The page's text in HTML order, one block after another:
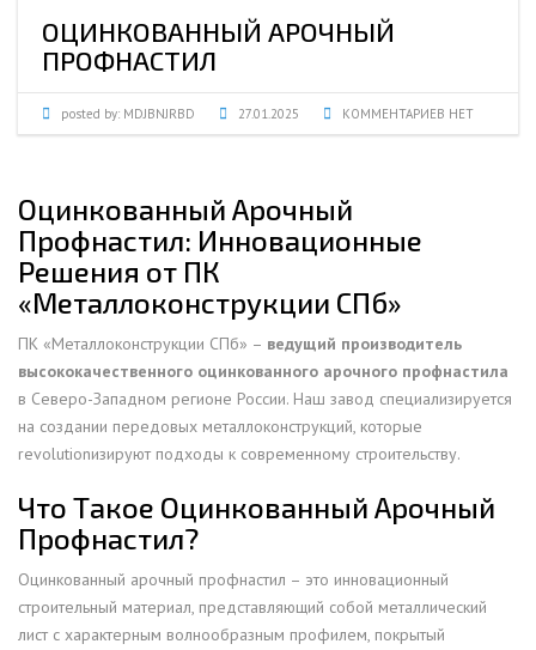
ОЦИНКОВАННЫЙ АРОЧНЫЙ
ПРОФНАСТИЛ
posted by: MDJBNJRBD 27.01.2025 КОММЕНТАРИЕВ НЕТ
Оцинкованный Арочный
Профнастил: Инновационные
Решения от ПК
«Металлоконструкции СПб»
ПК «Металлоконструкции СПб» – ведущий производитель
высококачественного оцинкованного арочного профнастила
в Северо-Западном регионе России. Наш завод специализируется
на создании передовых металлоконструкций, которые
revolutionизируют подходы к современному строительству.
Что Такое Оцинкованный Арочный
Профнастил?
Оцинкованный арочный профнастил – это инновационный
строительный материал, представляющий собой металлический
лист с характерным волнообразным профилем, покрытый